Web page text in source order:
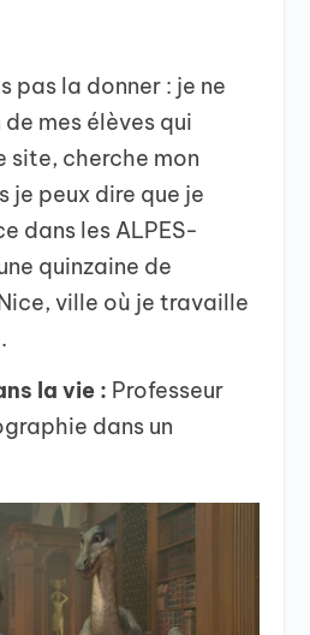
pas la donner : je ne
de mes élèves qui
site, cherche mon
je peux dire que je
dans les ALPES-
quinzaine de
ville où je travaille
la vie : Professeur
dans un